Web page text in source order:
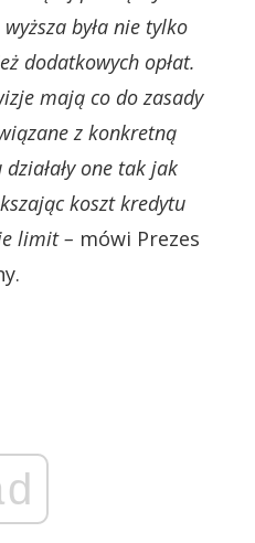
była nie tylko
dodatkowych opłat.
mają co do zasady
z konkretną
one tak jak
koszt kredytu
limit – mówi Prezes